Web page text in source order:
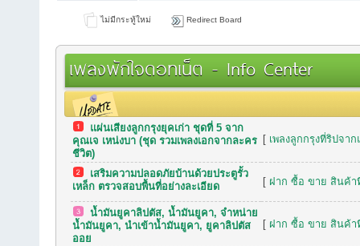
ไม่มีกระทู้ใหม่ Redirect Board
เพลงพักใจดอทเน็ต - Info Center
กระทู้เมื่อเร็วๆ นี้
แผ่นเสียงลูกกรุงยุคเก่า ชุดที่ 5 จาก
คุณเจ เหน่งบา (ชุด รวมเพลงเอกจากละคร
ชีวิต)
[ เพลงลูกกรุงที่ริปจาก
เสริมความปลอดภัยบ้านด้วยประตูรั้ว
เหล็ก ตรวจสอบพื้นที่อย่างละเอียด
[ ฝาก ซื้อ ขาย สินค้า
น้ำมันยูคาลิปตัส, น้ำมันยูคา, จำหน่าย
น้ำมันยูคา, นำเข้าน้ำมันยูคา, ยูคาลิปตัส
ออย
[ ฝาก ซื้อ ขาย สินค้า